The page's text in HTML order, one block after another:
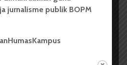
waktu baca
jurnalisme publik BOPM